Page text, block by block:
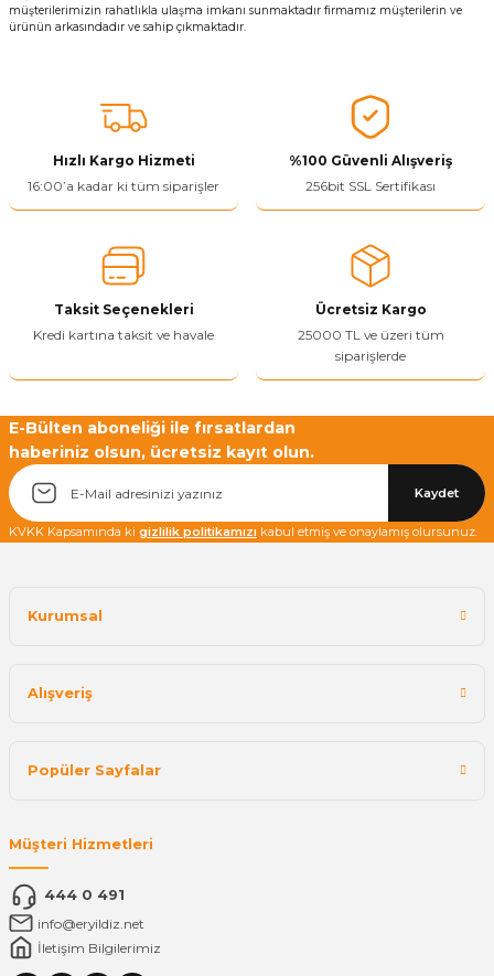
müşterilerimizin rahatlıkla ulaşma imkanı sunmaktadır firmamız müşterilerin ve
ürünün arkasındadır ve sahip çıkmaktadır.
Hızlı Kargo Hizmeti
16:00’a kadar ki tüm siparişler
%100 Güvenli Alışveriş
256bit SSL Sertifikası
Taksit Seçenekleri
Kredi kartına taksit ve havale
Ücretsiz Kargo
25000 TL ve üzeri tüm
siparişlerde
E-Bülten aboneliği ile fırsatlardan
haberiniz olsun, ücretsiz kayıt olun.
Kaydet
KVKK Kapsamında ki gizlilik politikamızı kabul etmiş ve onaylamış olursunuz.
Kurumsal
Alışveriş
Popüler Sayfalar
Müşteri Hizmetleri
444 0 491
info@eryildiz.net
İletişim Bilgilerimiz